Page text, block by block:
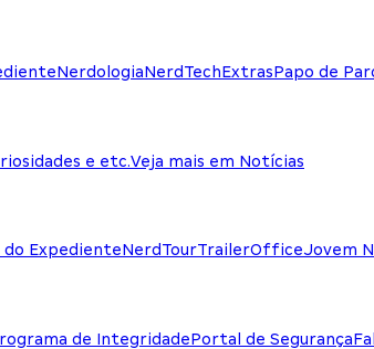
NerdologiaNerdTechExtrasPapo de
e etc.Veja mais em Notícias
do ExpedienteNerdTourTrailerOfficeJovem
de IntegridadePortal de Segurança